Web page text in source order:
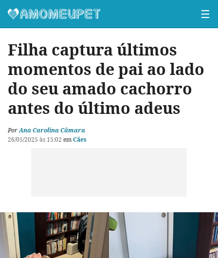
☰
Filha captura últimos
momentos de pai ao lado
do seu amado cachorro
antes do último adeus
PorAna Carolina Câmara
26/05/2025 às 15:02 emCães